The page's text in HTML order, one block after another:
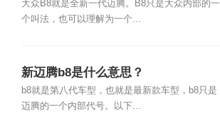
大众B8就是全新一代迈腾。B8只是大众内部的一
个叫法，也可以理解为一个...
新迈腾b8是什么意思？
b8就是第八代车型，也就是最新款车型，b8只是
迈腾的一个内部代号。以下...